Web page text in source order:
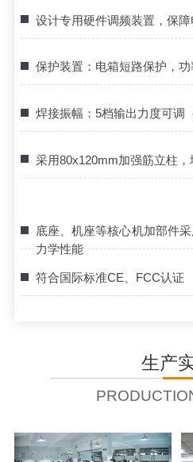
设计专用硬件调频装置，保
保护装置：电箱短路保护，
焊接振幅：5档输出力度可调
采用80x120mm加强筋立柱
底座、机座等核心机加部件
力学性能
符合国际标准CE、FCC认证
生产